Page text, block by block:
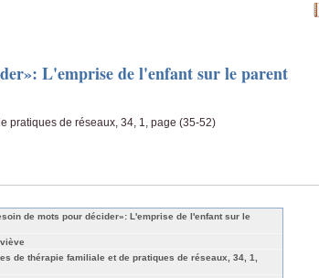
L'emprise de l'enfant sur le parent
pratiques de réseaux, 34, 1, page (35-52)
de mots pour décider»: L'emprise de l'enfant sur le
de thérapie familiale et de pratiques de réseaux, 34, 1,